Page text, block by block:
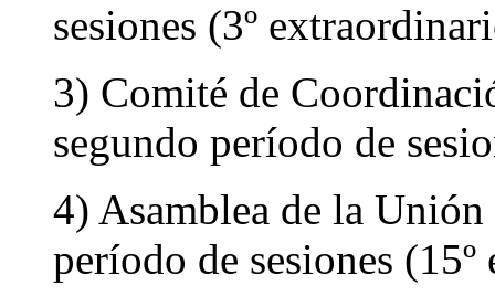
sesiones (3º
3) Comité de
segundo período de
4) Asamblea de la
período de sesiones